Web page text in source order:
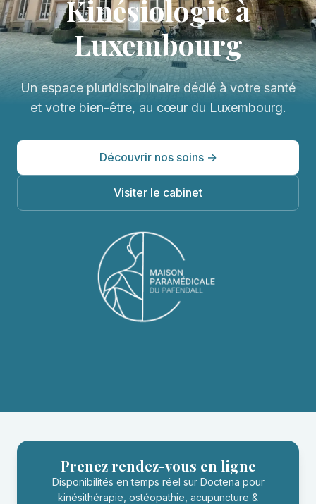
Kinésiologie à
Luxembourg
Un espace pluridisciplinaire dédié à votre santé
et votre bien-être, au cœur du Luxembourg.
Découvrir nos soins →
Visiter le cabinet
Prenez rendez-vous en ligne
Disponibilités en temps réel sur Doctena pour
kinésithérapie, ostéopathie, acupuncture &